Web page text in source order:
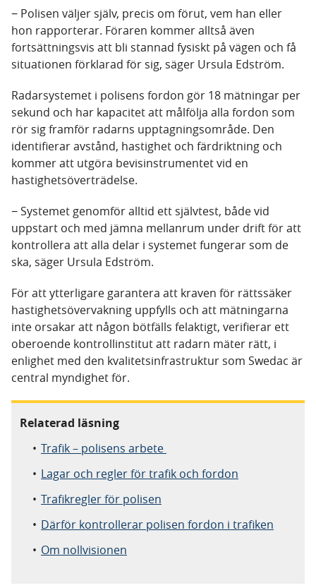
− Polisen väljer själv, precis om förut, vem han eller
hon rapporterar. Föraren kommer alltså även
fortsättningsvis att bli stannad fysiskt på vägen och få
situationen förklarad för sig, säger Ursula Edström.
Radarsystemet i polisens fordon gör 18 mätningar per
sekund och har kapacitet att målfölja alla fordon som
rör sig framför radarns upptagningsområde. Den
identifierar avstånd, hastighet och färdriktning och
kommer att utgöra bevisinstrumentet vid en
hastighetsöverträdelse.
−Systemet genomför alltid ett självtest, både vid
uppstart och med jämna mellanrum under drift för att
kontrollera att alla delar i systemet fungerar som de
ska, säger Ursula Edström.
För att ytterligare garantera att kraven för rättssäker
hastighetsövervakning uppfylls och att mätningarna
inte orsakar att någon bötfälls felaktigt, verifierar ett
oberoende kontrollinstitut att radarn mäter rätt, i
enlighet med den kvalitetsinfrastruktur som Swedac är
central myndighet för.
Relaterad läsning
Trafik – polisens arbete
Lagar och regler för trafik och fordon
Trafikregler för polisen
Därför kontrollerar polisen fordon i trafiken
Om nollvisionen